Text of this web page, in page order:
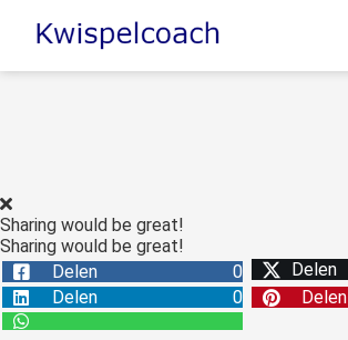
Sharing would be great!
Sharing would be great!
Delen
0 Delen
Delen
0 Delen